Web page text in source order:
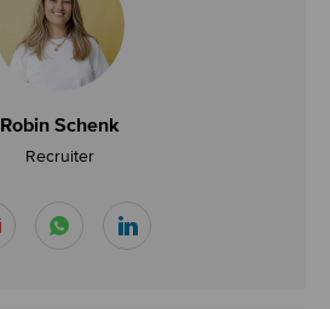
Robin Schenk
Recruiter